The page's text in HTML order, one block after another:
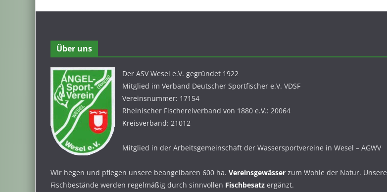
Über uns
Der ASV Wesel e.V. gegründet 1922
Mitglied im Verband Deutscher Sportfischer e.V. VDSF
Vereinsnummer: 17154
Rheinischer Fischereiverband von 1880 e.V.: 20064
Kreisverband: 21012
Mitglied in der Arbeitsgemeinschaft der Wassersportvereine in Wesel – AGWV
Wir hegen und pflegen unsere beangelbaren 600 ha. Vereinsgewässer zum Wohle der Natur. Unsere
Fischbestände werden regelmäßig durch sinnvollen Fischbesatz ergänzt.